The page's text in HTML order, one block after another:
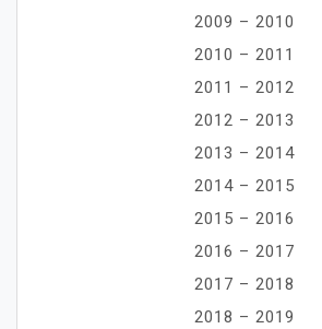
2009 – 2010
2010 – 2011
2011 – 2012
2012 – 2013
2013 – 2014
2014 – 2015
2015 – 2016
2016 – 2017
2017 – 2018
2018 – 2019